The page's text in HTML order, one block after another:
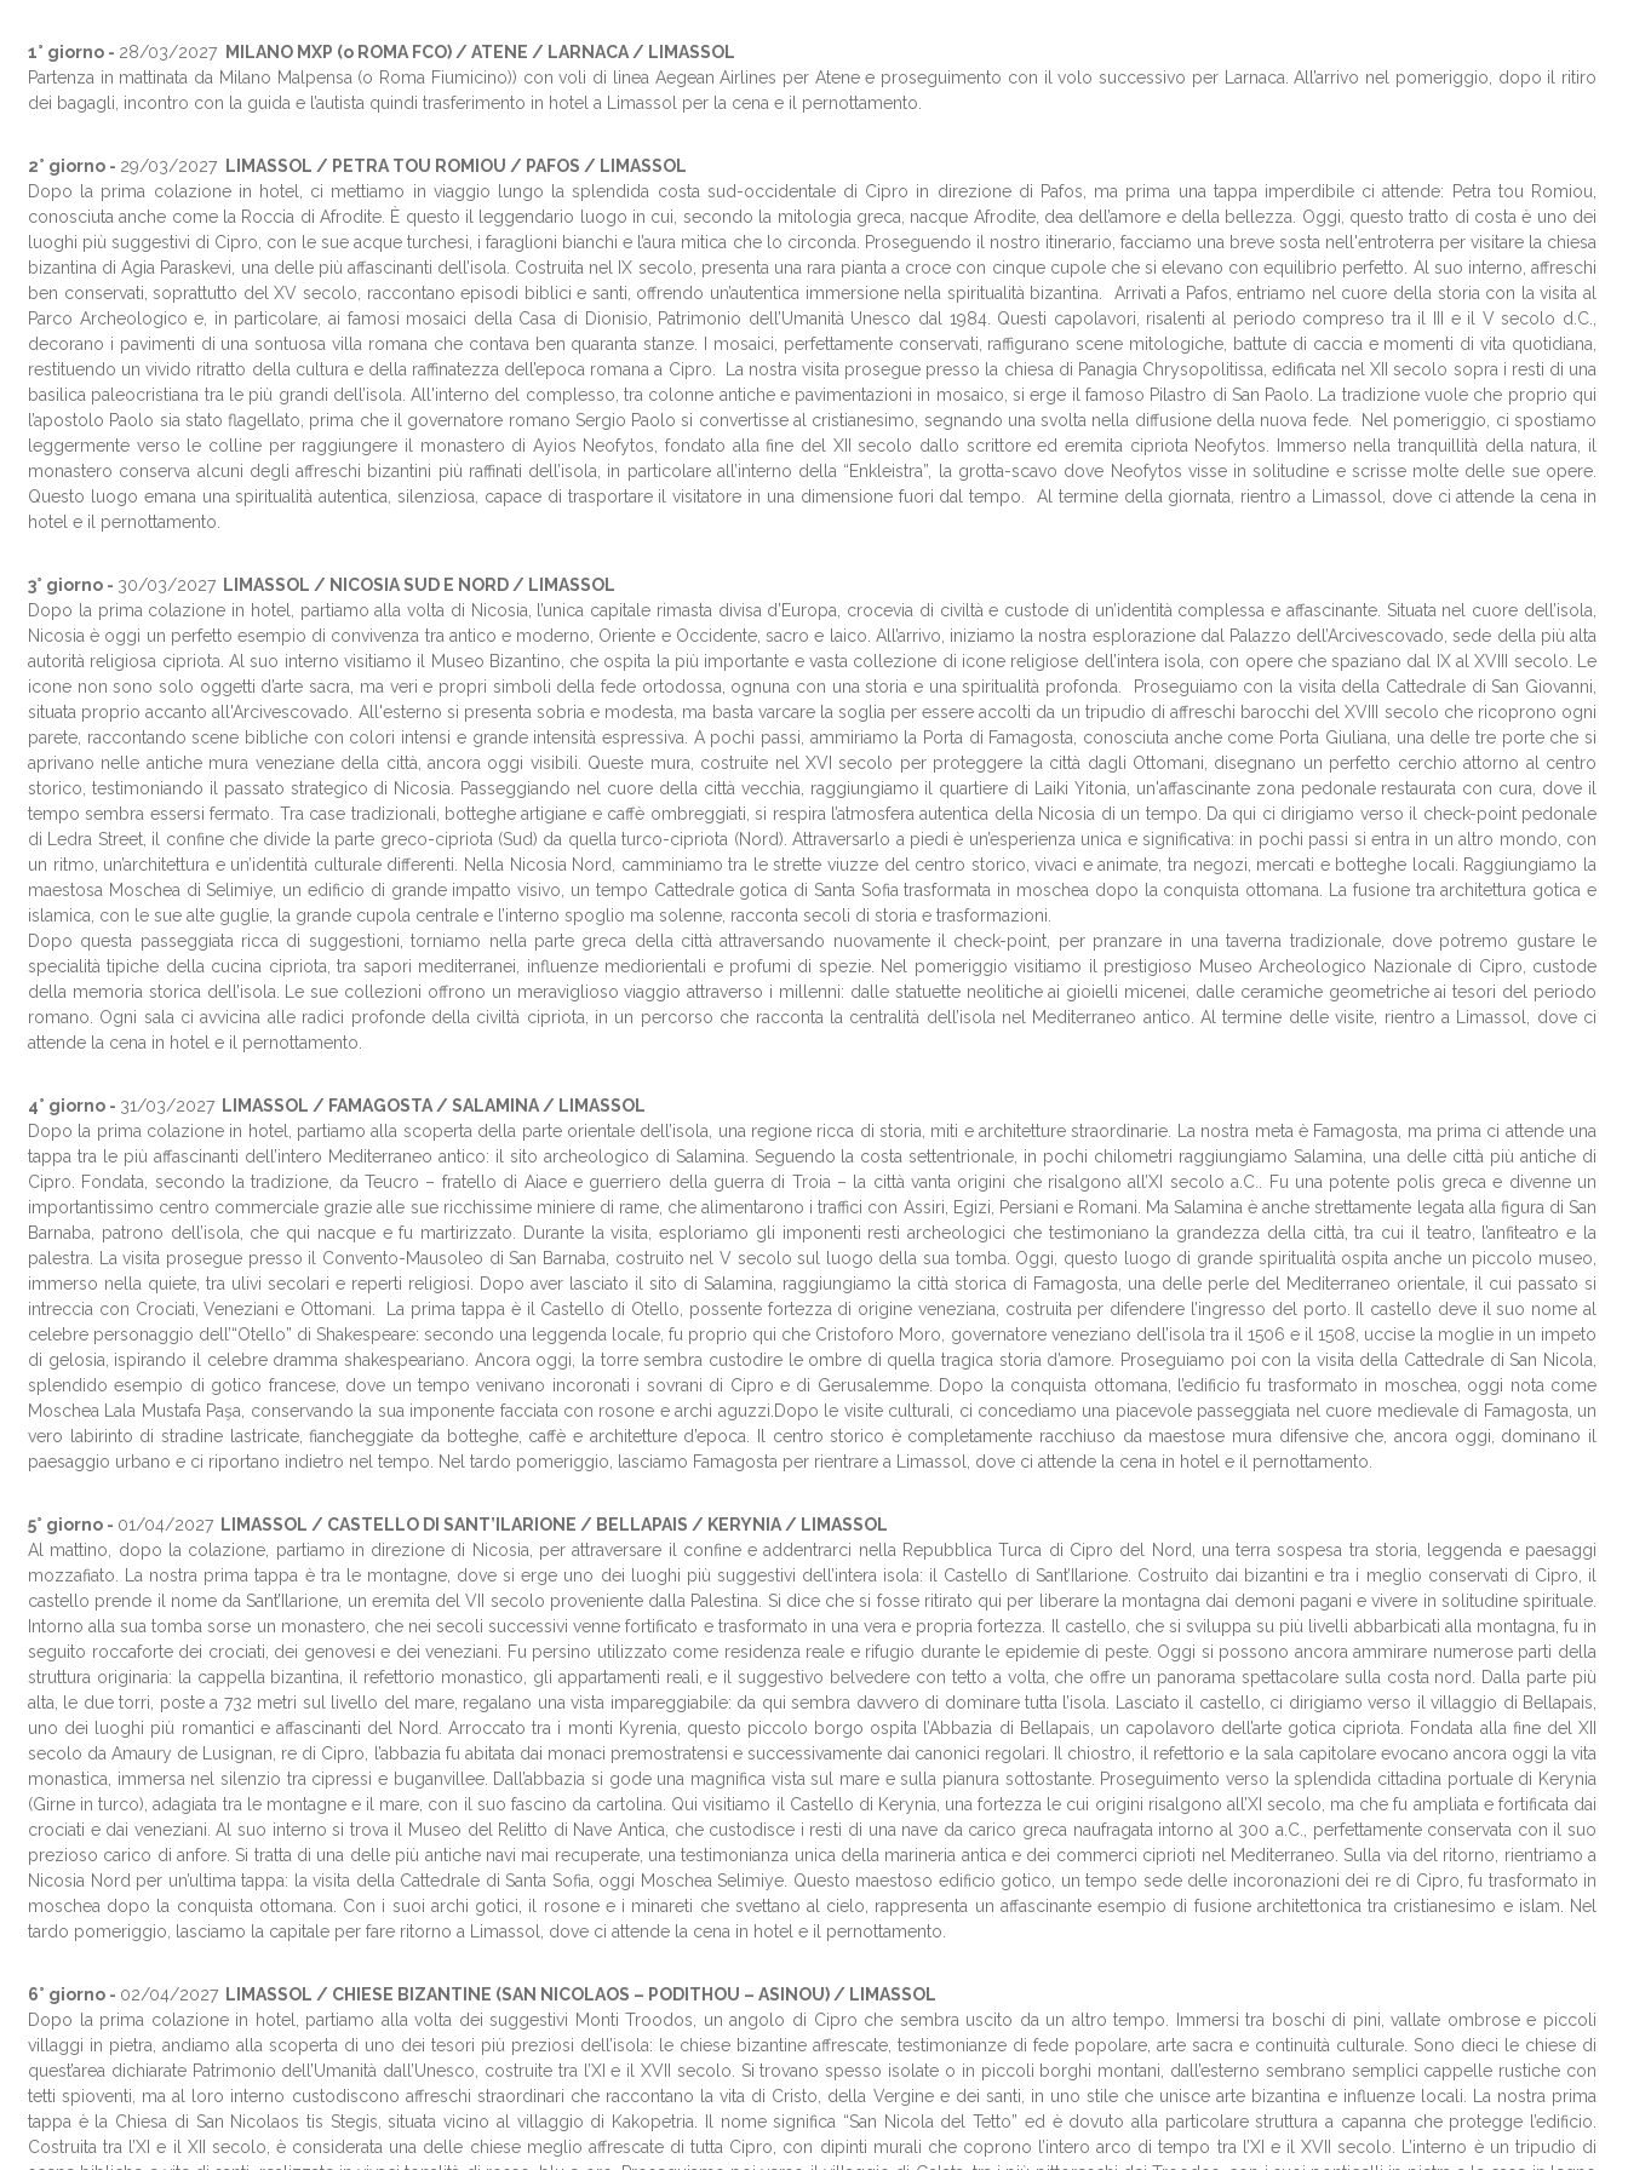
1° giorno - 28/03/2027
MILANO MXP (o ROMA FCO) / ATENE / LARNACA / LIMASSOL
Partenza in mattinata da Milano Malpensa (o Roma Fiumicino)) con voli di linea Aegean Airlines per Atene e proseguimento con il volo successivo per Larnaca. All’arrivo nel pomeriggio, dopo il ritiro
dei bagagli, incontro con la guida e l’autista quindi trasferimento in hotel a Limassol per la cena e il pernottamento.
2° giorno - 29/03/2027
LIMASSOL / PETRA TOU ROMIOU / PAFOS / LIMASSOL
Dopo la prima colazione in hotel, ci mettiamo in viaggio lungo la splendida costa sud-occidentale di Cipro in direzione di Pafos, ma prima una tappa imperdibile ci attende: Petra tou Romiou,
conosciuta anche come la Roccia di Afrodite. È questo il leggendario luogo in cui, secondo la mitologia greca, nacque Afrodite, dea dell’amore e della bellezza. Oggi, questo tratto di costa è uno dei
luoghi più suggestivi di Cipro, con le sue acque turchesi, i faraglioni bianchi e l’aura mitica che lo circonda. Proseguendo il nostro itinerario, facciamo una breve sosta nell'entroterra per visitare la chiesa
bizantina di Agia Paraskevi, una delle più affascinanti dell’isola. Costruita nel IX secolo, presenta una rara pianta a croce con cinque cupole che si elevano con equilibrio perfetto. Al suo interno, affreschi
ben conservati, soprattutto del XV secolo, raccontano episodi biblici e santi, offrendo un’autentica immersione nella spiritualità bizantina. Arrivati a Pafos, entriamo nel cuore della storia con la visita al
Parco Archeologico e, in particolare, ai famosi mosaici della Casa di Dionisio, Patrimonio dell’Umanità Unesco dal 1984. Questi capolavori, risalenti al periodo compreso tra il III e il V secolo d.C.,
decorano i pavimenti di una sontuosa villa romana che contava ben quaranta stanze. I mosaici, perfettamente conservati, raffigurano scene mitologiche, battute di caccia e momenti di vita quotidiana,
restituendo un vivido ritratto della cultura e della raffinatezza dell’epoca romana a Cipro. La nostra visita prosegue presso la chiesa di Panagia Chrysopolitissa, edificata nel XII secolo sopra i resti di una
basilica paleocristiana tra le più grandi dell’isola. All'interno del complesso, tra colonne antiche e pavimentazioni in mosaico, si erge il famoso Pilastro di San Paolo. La tradizione vuole che proprio qui
l’apostolo Paolo sia stato flagellato, prima che il governatore romano Sergio Paolo si convertisse al cristianesimo, segnando una svolta nella diffusione della nuova fede. Nel pomeriggio, ci spostiamo
leggermente verso le colline per raggiungere il monastero di Ayios Neofytos, fondato alla fine del XII secolo dallo scrittore ed eremita cipriota Neofytos. Immerso nella tranquillità della natura, il
monastero conserva alcuni degli affreschi bizantini più raffinati dell’isola, in particolare all’interno della “Enkleistra”, la grotta-scavo dove Neofytos visse in solitudine e scrisse molte delle sue opere.
Questo luogo emana una spiritualità autentica, silenziosa, capace di trasportare il visitatore in una dimensione fuori dal tempo. Al termine della giornata, rientro a Limassol, dove ci attende la cena in
hotel e il pernottamento.
3° giorno - 30/03/2027 LIMASSOL / NICOSIA SUD E NORD / LIMASSOL
Dopo la prima colazione in hotel, partiamo alla volta di Nicosia, l’unica capitale rimasta divisa d’Europa, crocevia di civiltà e custode di un’identità complessa e affascinante. Situata nel cuore dell’isola,
Nicosia è oggi un perfetto esempio di convivenza tra antico e moderno, Oriente e Occidente, sacro e laico. All’arrivo, iniziamo la nostra esplorazione dal Palazzo dell’Arcivescovado, sede della più alta
autorità religiosa cipriota. Al suo interno visitiamo il Museo Bizantino, che ospita la più importante e vasta collezione di icone religiose dell’intera isola, con opere che spaziano dal IX al XVIII secolo. Le
icone non sono solo oggetti d’arte sacra, ma veri e propri simboli della fede ortodossa, ognuna con una storia e una spiritualità profonda. Proseguiamo con la visita della Cattedrale di San Giovanni,
situata proprio accanto all'Arcivescovado. All'esterno si presenta sobria e modesta, ma basta varcare la soglia per essere accolti da un tripudio di affreschi barocchi del XVIII secolo che ricoprono ogni
parete, raccontando scene bibliche con colori intensi e grande intensità espressiva. A pochi passi, ammiriamo la Porta di Famagosta, conosciuta anche come Porta Giuliana, una delle tre porte che si
aprivano nelle antiche mura veneziane della città, ancora oggi visibili. Queste mura, costruite nel XVI secolo per proteggere la città dagli Ottomani, disegnano un perfetto cerchio attorno al centro
storico, testimoniando il passato strategico di Nicosia. Passeggiando nel cuore della città vecchia, raggiungiamo il quartiere di Laiki Yitonia, un'affascinante zona pedonale restaurata con cura, dove il
tempo sembra essersi fermato. Tra case tradizionali, botteghe artigiane e caffè ombreggiati, si respira l’atmosfera autentica della Nicosia di un tempo. Da qui ci dirigiamo verso il check-point pedonale
di Ledra Street, il confine che divide la parte greco-cipriota (Sud) da quella turco-cipriota (Nord). Attraversarlo a piedi è un’esperienza unica e significativa: in pochi passi si entra in un altro mondo, con
un ritmo, un’architettura e un’identità culturale differenti. Nella Nicosia Nord, camminiamo tra le strette viuzze del centro storico, vivaci e animate, tra negozi, mercati e botteghe locali. Raggiungiamo la
maestosa Moschea di Selimiye, un edificio di grande impatto visivo, un tempo Cattedrale gotica di Santa Sofia trasformata in moschea dopo la conquista ottomana. La fusione tra architettura gotica e
islamica, con le sue alte guglie, la grande cupola centrale e l’interno spoglio ma solenne, racconta secoli di storia e trasformazioni.
Dopo questa passeggiata ricca di suggestioni, torniamo nella parte greca della città attraversando nuovamente il check-point, per pranzare in una taverna tradizionale, dove potremo gustare le
specialità tipiche della cucina cipriota, tra sapori mediterranei, influenze mediorientali e profumi di spezie. Nel pomeriggio visitiamo il prestigioso Museo Archeologico Nazionale di Cipro, custode
della memoria storica dell’isola. Le sue collezioni offrono un meraviglioso viaggio attraverso i millenni: dalle statuette neolitiche ai gioielli micenei, dalle ceramiche geometriche ai tesori del periodo
romano. Ogni sala ci avvicina alle radici profonde della civiltà cipriota, in un percorso che racconta la centralità dell’isola nel Mediterraneo antico. Al termine delle visite, rientro a Limassol, dove ci
attende la cena in hotel e il pernottamento.
4° giorno - 31/03/2027 LIMASSOL / FAMAGOSTA / SALAMINA / LIMASSOL
Dopo la prima colazione in hotel, partiamo alla scoperta della parte orientale dell’isola, una regione ricca di storia, miti e architetture straordinarie. La nostra meta è Famagosta, ma prima ci attende una
tappa tra le più affascinanti dell’intero Mediterraneo antico: il sito archeologico di Salamina. Seguendo la costa settentrionale, in pochi chilometri raggiungiamo Salamina, una delle città più antiche di
Cipro. Fondata, secondo la tradizione, da Teucro – fratello di Aiace e guerriero della guerra di Troia – la città vanta origini che risalgono all’XI secolo a.C.. Fu una potente polis greca e divenne un
importantissimo centro commerciale grazie alle sue ricchissime miniere di rame, che alimentarono i traffici con Assiri, Egizi, Persiani e Romani. Ma Salamina è anche strettamente legata alla figura di San
Barnaba, patrono dell’isola, che qui nacque e fu martirizzato. Durante la visita, esploriamo gli imponenti resti archeologici che testimoniano la grandezza della città, tra cui il teatro, l’anfiteatro e la
palestra. La visita prosegue presso il Convento-Mausoleo di San Barnaba, costruito nel V secolo sul luogo della sua tomba. Oggi, questo luogo di grande spiritualità ospita anche un piccolo museo,
immerso nella quiete, tra ulivi secolari e reperti religiosi. Dopo aver lasciato il sito di Salamina, raggiungiamo la città storica di Famagosta, una delle perle del Mediterraneo orientale, il cui passato si
intreccia con Crociati, Veneziani e Ottomani. La prima tappa è il Castello di Otello, possente fortezza di origine veneziana, costruita per difendere l’ingresso del porto. Il castello deve il suo nome al
celebre personaggio dell’“Otello” di Shakespeare: secondo una leggenda locale, fu proprio qui che Cristoforo Moro, governatore veneziano dell’isola tra il 1506 e il 1508, uccise la moglie in un impeto
di gelosia, ispirando il celebre dramma shakespeariano. Ancora oggi, la torre sembra custodire le ombre di quella tragica storia d’amore. Proseguiamo poi con la visita della Cattedrale di San Nicola,
splendido esempio di gotico francese, dove un tempo venivano incoronati i sovrani di Cipro e di Gerusalemme. Dopo la conquista ottomana, l’edificio fu trasformato in moschea, oggi nota come
Moschea Lala Mustafa Paşa, conservando la sua imponente facciata con rosone e archi aguzzi.Dopo le visite culturali, ci concediamo una piacevole passeggiata nel cuore medievale di Famagosta, un
vero labirinto di stradine lastricate, fiancheggiate da botteghe, caffè e architetture d’epoca. Il centro storico è completamente racchiuso da maestose mura difensive che, ancora oggi, dominano il
paesaggio urbano e ci riportano indietro nel tempo. Nel tardo pomeriggio, lasciamo Famagosta per rientrare a Limassol, dove ci attende la cena in hotel e il pernottamento.
5° giorno - 01/04/2027 LIMASSOL / CASTELLO DI SANT’ILARIONE / BELLAPAIS / KERYNIA / LIMASSOL
Al mattino, dopo la colazione, partiamo in direzione di Nicosia, per attraversare il confine e addentrarci nella Repubblica Turca di Cipro del Nord, una terra sospesa tra storia, leggenda e paesaggi
mozzafiato. La nostra prima tappa è tra le montagne, dove si erge uno dei luoghi più suggestivi dell’intera isola: il Castello di Sant’Ilarione. Costruito dai bizantini e tra i meglio conservati di Cipro, il
castello prende il nome da Sant’Ilarione, un eremita del VII secolo proveniente dalla Palestina. Si dice che si fosse ritirato qui per liberare la montagna dai demoni pagani e vivere in solitudine spirituale.
Intorno alla sua tomba sorse un monastero, che nei secoli successivi venne fortificato e trasformato in una vera e propria fortezza. Il castello, che si sviluppa su più livelli abbarbicati alla montagna, fu in
seguito roccaforte dei crociati, dei genovesi e dei veneziani. Fu persino utilizzato come residenza reale e rifugio durante le epidemie di peste. Oggi si possono ancora ammirare numerose parti della
struttura originaria: la cappella bizantina, il refettorio monastico, gli appartamenti reali, e il suggestivo belvedere con tetto a volta, che offre un panorama spettacolare sulla costa nord. Dalla parte più
alta, le due torri, poste a 732 metri sul livello del mare, regalano una vista impareggiabile: da qui sembra davvero di dominare tutta l’isola. Lasciato il castello, ci dirigiamo verso il villaggio di Bellapais,
uno dei luoghi più romantici e affascinanti del Nord. Arroccato tra i monti Kyrenia, questo piccolo borgo ospita l’Abbazia di Bellapais, un capolavoro dell’arte gotica cipriota. Fondata alla fine del XII
secolo da Amaury de Lusignan, re di Cipro, l’abbazia fu abitata dai monaci premostratensi e successivamente dai canonici regolari. Il chiostro, il refettorio e la sala capitolare evocano ancora oggi la vita
monastica, immersa nel silenzio tra cipressi e buganvillee. Dall’abbazia si gode una magnifica vista sul mare e sulla pianura sottostante. Proseguimento verso la splendida cittadina portuale di Kerynia
(Girne in turco), adagiata tra le montagne e il mare, con il suo fascino da cartolina. Qui visitiamo il Castello di Kerynia, una fortezza le cui origini risalgono all’XI secolo, ma che fu ampliata e fortificata dai
crociati e dai veneziani. Al suo interno si trova il Museo del Relitto di Nave Antica, che custodisce i resti di una nave da carico greca naufragata intorno al 300 a.C., perfettamente conservata con il suo
prezioso carico di anfore. Si tratta di una delle più antiche navi mai recuperate, una testimonianza unica della marineria antica e dei commerci ciprioti nel Mediterraneo. Sulla via del ritorno, rientriamo a
Nicosia Nord per un’ultima tappa: la visita della Cattedrale di Santa Sofia, oggi Moschea Selimiye. Questo maestoso edificio gotico, un tempo sede delle incoronazioni dei re di Cipro, fu trasformato in
moschea dopo la conquista ottomana. Con i suoi archi gotici, il rosone e i minareti che svettano al cielo, rappresenta un affascinante esempio di fusione architettonica tra cristianesimo e islam. Nel
tardo pomeriggio, lasciamo la capitale per fare ritorno a Limassol, dove ci attende la cena in hotel e il pernottamento.
6° giorno - 02/04/2027 LIMASSOL / CHIESE BIZANTINE (SAN NICOLAOS – PODITHOU – ASINOU) / LIMASSOL
Dopo la prima colazione in hotel, partiamo alla volta dei suggestivi Monti Troodos, un angolo di Cipro che sembra uscito da un altro tempo. Immersi tra boschi di pini, vallate ombrose e piccoli
villaggi in pietra, andiamo alla scoperta di uno dei tesori più preziosi dell’isola: le chiese bizantine affrescate, testimonianze di fede popolare, arte sacra e continuità culturale. Sono dieci le chiese di
quest’area dichiarate Patrimonio dell’Umanità dall’Unesco, costruite tra l’XI e il XVII secolo. Si trovano spesso isolate o in piccoli borghi montani, dall’esterno sembrano semplici cappelle rustiche con
tetti spioventi, ma al loro interno custodiscono affreschi straordinari che raccontano la vita di Cristo, della Vergine e dei santi, in uno stile che unisce arte bizantina e influenze locali. La nostra prima
tappa è la Chiesa di San Nicolaos tis Stegis, situata vicino al villaggio di Kakopetria. Il nome significa “San Nicola del Tetto” ed è dovuto alla particolare struttura a capanna che protegge l’edificio.
Costruita tra l’XI e il XII secolo, è considerata una delle chiese meglio affrescate di tutta Cipro, con dipinti murali che coprono l’intero arco di tempo tra l’XI e il XVII secolo. L’interno è un tripudio di